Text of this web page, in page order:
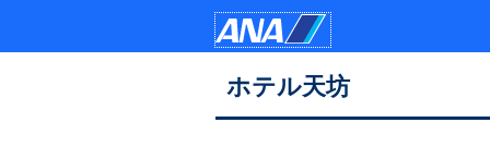
ホテル天坊